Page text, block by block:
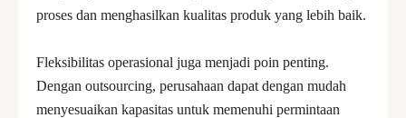
proses dan menghasilkan kualitas produk yang lebih baik.
Fleksibilitas operasional juga menjadi poin penting.
Dengan outsourcing, perusahaan dapat dengan mudah
menyesuaikan kapasitas untuk memenuhi permintaan